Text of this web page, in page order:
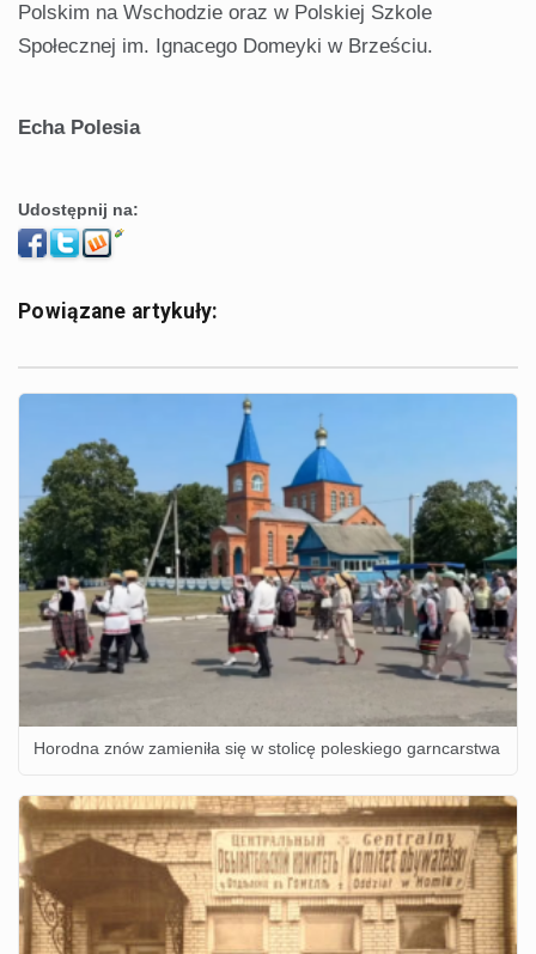
Polskim na Wschodzie oraz w Polskiej Szkole
Społecznej im. Ignacego Domeyki w Brześciu.
Echa Polesia
Udostępnij na:
Powiązane artykuły:
Horodna znów zamieniła się w stolicę poleskiego garncarstwa